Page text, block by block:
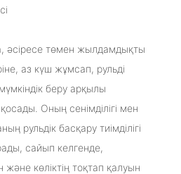
әсіресе төмен жылдамдықты
аз күш жұмсап, рульді
беру арқылы
Оның сенімділігі мен
рульдік басқару тиімділігі
сайып келгенде,
көліктің тоқтап қалуын